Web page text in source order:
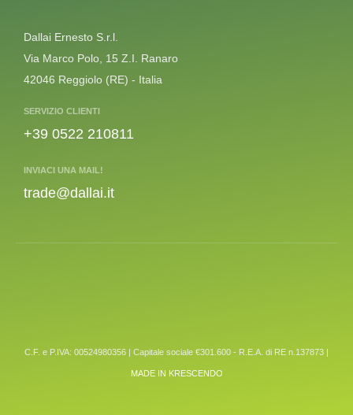
Dallai Ernesto S.r.l.
Via Marco Polo, 15 Z.I. Ranaro
42046 Reggiolo (RE) - Italia
SERVIZIO CLIENTI
+39 0522 210811
INVIACI UNA MAIL!
trade@dallai.it
C.F. e P.IVA: 00524980356 | Capitale sociale €301.600 - R.E.A. di RE n.137873 |
MADE IN KRESCENDO